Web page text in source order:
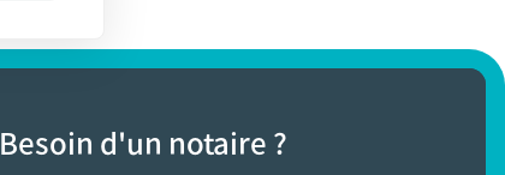
Besoin d'un notaire ?